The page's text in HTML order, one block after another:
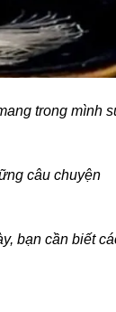
trong mình
câu chuyện
bạn cần biết